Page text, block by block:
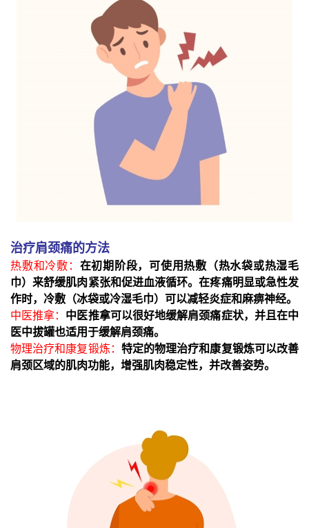
治疗肩颈痛的方法
热敷和冷敷： 在初期阶段，可使用热敷（热水袋或热湿毛
巾）来舒缓肌肉紧张和促进血液循环。在疼痛明显或急性发
作时，冷敷（冰袋或冷湿毛巾）可以减轻炎症和麻痹神经。
中医推拿： 中医推拿可以很好地缓解肩颈痛症状，并且在中
医中拔罐也适用于缓解肩颈痛。
物理治疗和康复锻炼： 特定的物理治疗和康复锻炼可以改善
肩颈区域的肌肉功能，增强肌肉稳定性，并改善姿势。